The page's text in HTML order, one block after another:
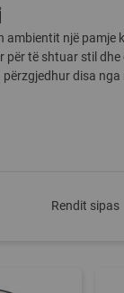
ambientit një pamje
për të shtuar stil
përzgjedhur disa
Rendit sipas